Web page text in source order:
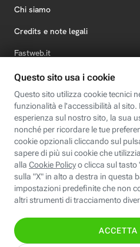
Chi siamo
Credits e note legali
Fastweb.it
Formazione
Fastweb Digital Academy
STEP FuturAbility District
Insieme, siamo
© Fastweb SpA 2026 - P.IVA